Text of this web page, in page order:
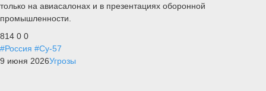
только на авиасалонах и в презентациях оборонной
промышленности.
814 0 0
#Россия #Су-57
9 июня 2026Угрозы